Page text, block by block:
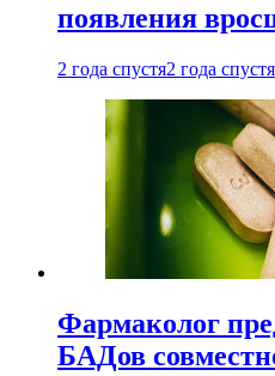
появления
2 года спустя2 года спустя
Фармаколог
БАДов